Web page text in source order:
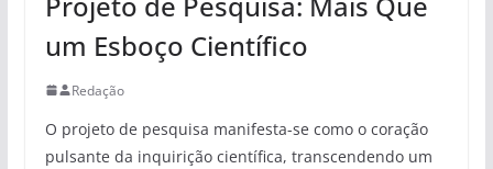
um Esboço Científico
Redação
O projeto de pesquisa manifesta-se como o coração
pulsante da inquirição científica, transcendendo um